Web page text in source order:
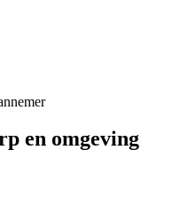
en omgeving